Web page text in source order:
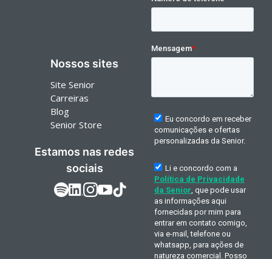
Nossos sites
Site Senior
Carreiras
Blog
Senior Store
Estamos nas redes
sociais